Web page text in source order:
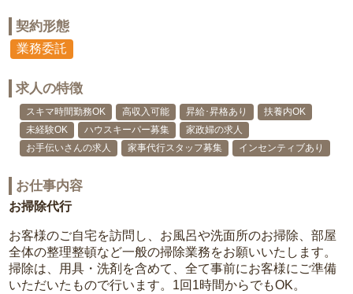
契約形態
業務委託
求人の特徴
スキマ時間勤務OK 高収入可能 昇給･昇格あり
扶養内OK
未経験OK
ハウスキーパー募集
家政婦の求人
お手伝いさんの求人
家事代行スタッフ募集 インセンティブあり
お仕事内容
お掃除代行
お客様のご自宅を訪問し、お風呂や洗面所のお掃除、部屋
全体の整理整頓など一般の掃除業務をお願いいたします。
掃除は、用具・洗剤を含めて、全て事前にお客様にご準備
いただいたもので行います。1回1時間からでもOK。